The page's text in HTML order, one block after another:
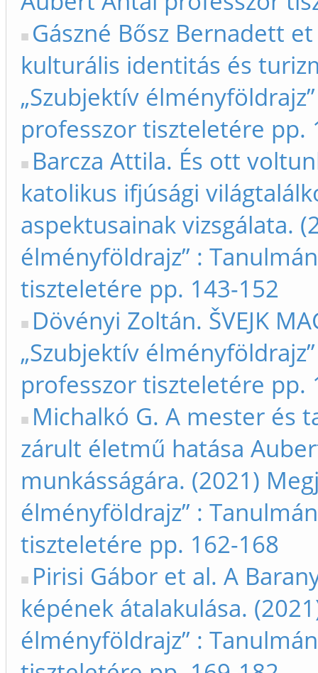
Gászné Bősz Bernadett
kulturális identitás és
„Szubjektív
professzor tiszteletére pp.
Barcza Attila. És ott
katolikus ifjúsági
aspektusainak vizsgálata.
élményföldrajz” :
tiszteletére pp. 143-152
Dövényi Zoltán. ŠVEJK
„Szubjektív
professzor tiszteletére pp.
Michalkó G. A mester és
zárult életmű hatása
munkásságára. (2021)
élményföldrajz” :
tiszteletére pp. 162-168
Pirisi Gábor et al. A
képének átalakulása.
élményföldrajz” :